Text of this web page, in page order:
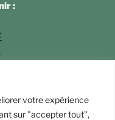
votre expérience
sur "accepter tout",
:
Andrey Langlois